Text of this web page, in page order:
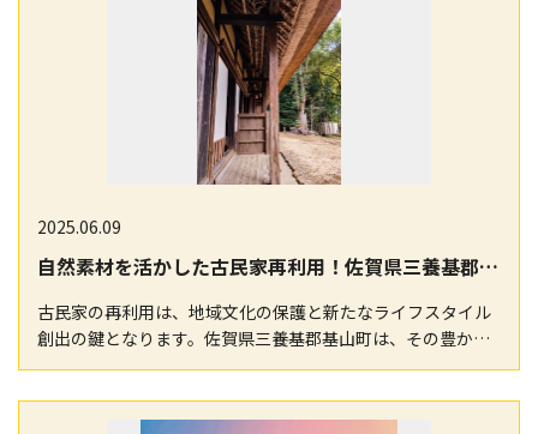
2025.06.09
自然素材を活かした古民家再利用！佐賀県三養基郡基山町の成功事例
古民家の再利用は、地域文化の保護と新たなライフスタイル
創出の鍵となります。佐賀県三養基郡基山町は、その豊かな
自然環境の中で、伝統的な木造建築を活かしたリノベー…